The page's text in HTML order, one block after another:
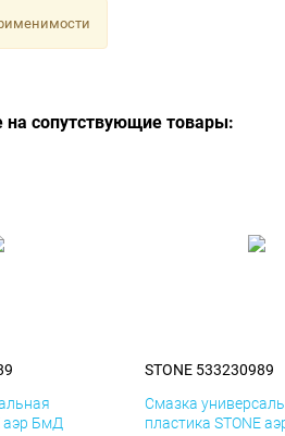
на сопутствующие товары:
аэр БмД
STONE 533230989
Смазка
пластика STONE